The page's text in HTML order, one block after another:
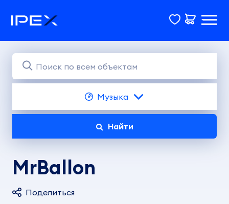
Музыка
Найти
MrBallon
Поделиться